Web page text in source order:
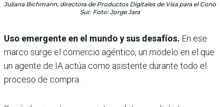
Juliana Bichmann, directora de Productos Digitales de Visa para el Cono
Sur. Foto: Jorge Jara
Uso emergente en el mundo y sus desafíos. En ese
marco surge el comercio agéntico, un modelo en el que
un agente de IA actúa como asistente durante todo el
proceso de compra.